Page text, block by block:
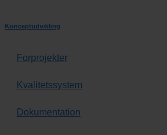
Konceptudvikling
Forprojekter
Kvalitetssystem
Dokumentation